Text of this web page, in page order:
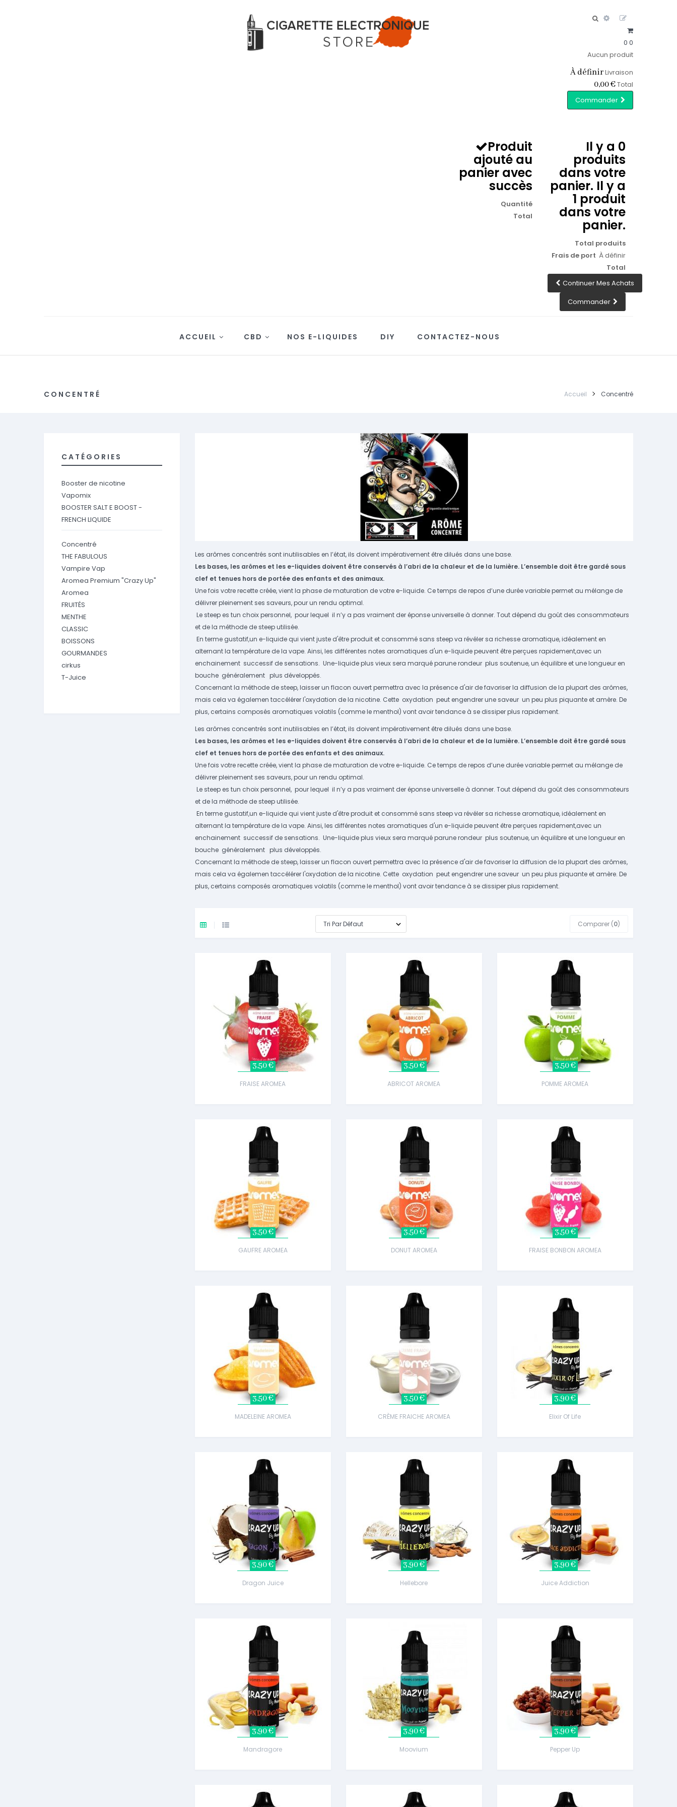
0 0
Aucun produit
À définirLivraison
0,00 €Total
Commander
Produit
ajouté au
panier avec
succès
Quantité
Total
Il y a 0
produits
dans votre
panier. Il y a
1 produit
dans votre
panier.
Total produits
Frais de port À définir
Total
Continuer Mes Achats
Commander
ACCUEIL CBD NOS E-LIQUIDES DIY CONTACTEZ-NOUS
CONCENTRÉ Accueil Concentré
CATÉGORIES
Booster de nicotine
Vapomix
BOOSTER SALT E BOOST -
FRENCH LIQUIDE
Concentré
THE FABULOUS
Vampire Vap
Aromea Premium "Crazy Up"
Aromea
FRUITÉS
MENTHE
CLASSIC
BOISSONS
GOURMANDES
cirkus
T-Juice
Les arômes concentrés sont inutilisables en l’état, ils doivent impérativement être dilués dans une base.
Les bases, les arômes et les e-liquides doivent être conservés à l’abri de la chaleur et de la lumière. L’ensemble doit être gardé sous
clef et tenues hors de portée des enfants et des animaux.
Une fois votre recette créée, vient la phase de maturation de votre e-liquide. Ce temps de repos d’une durée variable permet au mélange de
délivrer pleinement ses saveurs, pour un rendu optimal.
Le steep es tun choix personnel, pour lequel il n’y a pas vraiment der éponse universelle à donner. Tout dépend du goût des consommateurs
et de la méthode de steep utilisée.
En terme gustatif,un e-liquide qui vient juste d'être produit et consommé sans steep va révéler sa richesse aromatique, idéalement en
alternant la température de la vape. Ainsi, les différentes notes aromatiques d'un e-liquide peuvent être perçues rapidement,avec un
enchainement successif de sensations. Une-liquide plus vieux sera marqué parune rondeur plus soutenue, un équilibre et une longueur en
bouche généralement plus développés.
Concernant la méthode de steep, laisser un flacon ouvert permettra avec la présence d'air de favoriser la diffusion de la plupart des arômes,
mais cela va égalemen taccélérer l'oxydation de la nicotine. Cette oxydation peut engendrer une saveur un peu plus piquante et amère. De
plus, certains composés aromatiques volatils (comme le menthol) vont avoir tendance à se dissiper plus rapidement.
Les arômes concentrés sont inutilisables en l’état, ils doivent impérativement être dilués dans une base.
Les bases, les arômes et les e-liquides doivent être conservés à l’abri de la chaleur et de la lumière. L’ensemble doit être gardé sous
clef et tenues hors de portée des enfants et des animaux.
Une fois votre recette créée, vient la phase de maturation de votre e-liquide. Ce temps de repos d’une durée variable permet au mélange de
délivrer pleinement ses saveurs, pour un rendu optimal.
Le steep es tun choix personnel, pour lequel il n’y a pas vraiment der éponse universelle à donner. Tout dépend du goût des consommateurs
et de la méthode de steep utilisée.
En terme gustatif,un e-liquide qui vient juste d'être produit et consommé sans steep va révéler sa richesse aromatique, idéalement en
alternant la température de la vape. Ainsi, les différentes notes aromatiques d'un e-liquide peuvent être perçues rapidement,avec un
enchainement successif de sensations. Une-liquide plus vieux sera marqué parune rondeur plus soutenue, un équilibre et une longueur en
bouche généralement plus développés.
Concernant la méthode de steep, laisser un flacon ouvert permettra avec la présence d'air de favoriser la diffusion de la plupart des arômes,
mais cela va égalemen taccélérer l'oxydation de la nicotine. Cette oxydation peut engendrer une saveur un peu plus piquante et amère. De
plus, certains composés aromatiques volatils (comme le menthol) vont avoir tendance à se dissiper plus rapidement.
Comparer (0)
3,50 €
FRAISE AROMEA
3,50 €
ABRICOT AROMEA
3,50 €
POMME AROMEA
3,50 €
GAUFRE AROMEA
3,50 €
DONUT AROMEA
3,50 €
FRAISE BONBON AROMEA
3,50 €
MADELEINE AROMEA
3,50 €
CRÈME FRAICHE AROMEA
3,90 €
Elixir Of Life
3,90 €
Dragon Juice
3,90 €
Hellebore
3,90 €
Juice Addiction
3,90 €
Mandragore
3,90 €
Moovium
3,90 €
Pepper Up